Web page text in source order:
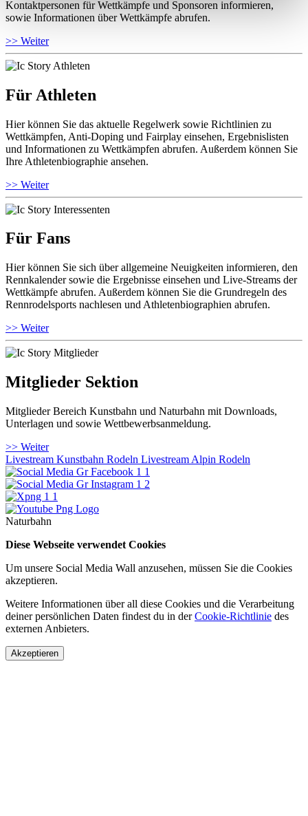
Kontaktpersonen für Wettkämpfe und Sponsoren informieren,
sowie Informationen über Wettkämpfe abrufen.
>> Weiter
Für Athleten
Hier können Sie das aktuelle Regelwerk sowie Richtlinien zu
Wettkämpfen, Anti-Doping und Fairplay einsehen, Ergebnislisten
und Informationen zu Wettkämpfen abrufen. Außerdem können Sie
Ihre Athletenbiographie ansehen.
>> Weiter
Für Fans
Hier können Sie sich über allgemeine Neuigkeiten informieren, den
Rennkalender sowie die Ergebnisse einsehen und Live-Streams der
Wettkämpfe abrufen. Außerdem können Sie die Grundregeln des
Rennrodelsports nachlesen und Athletenbiographien abrufen.
>> Weiter
Mitglieder Sektion
Mitglieder Bereich Kunstbahn und Naturbahn mit Downloads,
Unterlagen und sowie Wettbewerbsanmeldung.
>> Weiter
Livestream Kunstbahn Rodeln Livestream Alpin Rodeln
Naturbahn
Diese Webseite verwendet Cookies
Um unsere Social Media Wall anzusehen, müssen Sie die Cookies
akzeptieren.
Weitere Informationen über all diese Cookies und die Verarbeitung
deiner persönlichen Daten findest du in derCookie-Richtlinie des
externen Anbieters.
Akzeptieren